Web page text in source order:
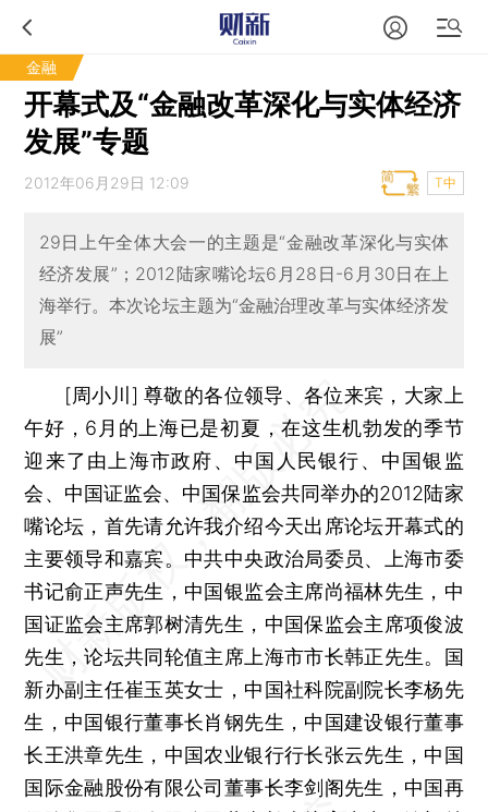
金融
开幕式及“金融改革深化与实体经济
发展”专题
2012年06月29日 12:09 T中
29日上午全体大会一的主题是“金融改革深化与实体
经济发展”；2012陆家嘴论坛6月28日-6月30日在上
海举行。本次论坛主题为“金融治理改革与实体经济发
展”
[周小川] 尊敬的各位领导、各位来宾，大家上
午好，6月的上海已是初夏，在这生机勃发的季节
迎来了由上海市政府、中国人民银行、中国银监
会、中国证监会、中国保监会共同举办的2012陆家
嘴论坛，首先请允许我介绍今天出席论坛开幕式的
主要领导和嘉宾。中共中央政治局委员、上海市委
书记俞正声先生，中国银监会主席尚福林先生，中
国证监会主席郭树清先生，中国保监会主席项俊波
先生，论坛共同轮值主席上海市市长韩正先生。国
新办副主任崔玉英女士，中国社科院副院长李杨先
生，中国银行董事长肖钢先生，中国建设银行董事
长王洪章先生，中国农业银行行长张云先生，中国
国际金融股份有限公司董事长李剑阁先生，中国再